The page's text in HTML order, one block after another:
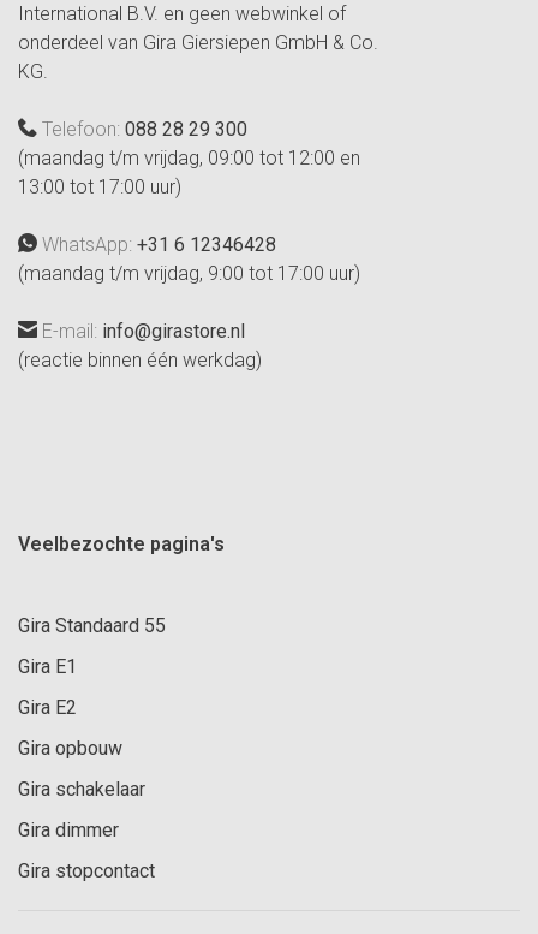
International B.V. en geen webwinkel of
onderdeel van Gira Giersiepen GmbH & Co.
KG.
Telefoon: 088 28 29 300
(maandag t/m vrijdag, 09:00 tot 12:00 en
13:00 tot 17:00 uur)
WhatsApp: +31 6 12346428
(maandag t/m vrijdag, 9:00 tot 17:00 uur)
E-mail: info@girastore.nl
(reactie binnen één werkdag)
Veelbezochte pagina's
Gira Standaard 55
Gira E1
Gira E2
Gira opbouw
Gira schakelaar
Gira dimmer
Gira stopcontact